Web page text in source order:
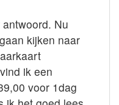
Nu
kijken naar
ik een
voor 1dag